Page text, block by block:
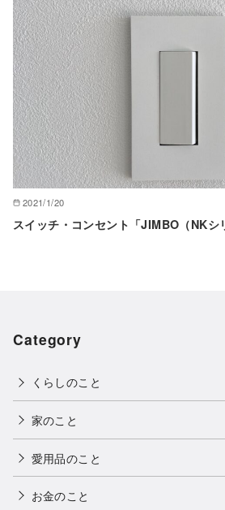
2021/1/20
スイッチ・コンセント「JIMBO（NKシ
Category
くらしのこと
家のこと
愛用品のこと
お金のこと